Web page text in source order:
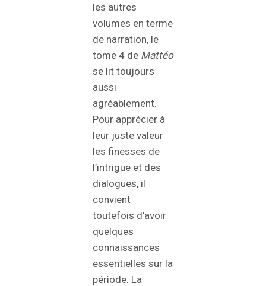
les autres
volumes en terme
de narration, le
tome 4 de Mattéo
se lit toujours
aussi
agréablement.
Pour apprécier à
leur juste valeur
les finesses de
l’intrigue et des
dialogues, il
convient
toutefois d’avoir
quelques
connaissances
essentielles sur la
période. La